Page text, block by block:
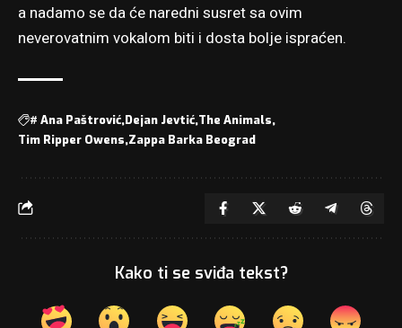
a nadamo se da će naredni susret sa ovim
neverovatnim vokalom biti i dosta bolje ispraćen.
# Ana Paštrović Dejan Jevtić The Animals
Tim Ripper Owens Zappa Barka Beograd
Kako ti se sviđa tekst?